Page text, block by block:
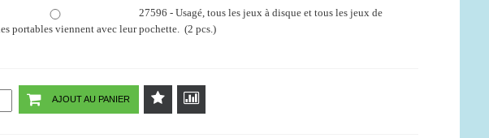
27596 - Usagé, tous les jeux à disque et tous les jeux de
portables viennent avec leur pochette. (2 pcs.)
AJOUT AU PANIER